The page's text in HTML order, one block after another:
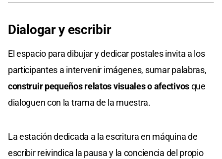
Dialogar y escribir
El espacio para dibujar y dedicar postales invita a los
participantes a intervenir imágenes, sumar palabras,
construir pequeños relatos visuales o afectivosque
dialoguen con la trama de la muestra.
La estación dedicada a la escritura en máquina de
escribir reivindica la pausa y la conciencia del propio